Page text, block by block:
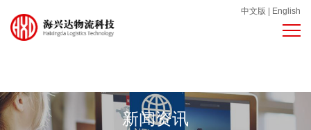
中文版 English
新闻资讯